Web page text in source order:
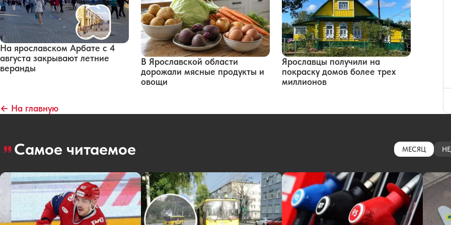
На ярославском Арбате с 4
августа закрывают летние
веранды
В Ярославской области
дорожали мясные продукты и
овощи
Ярославцы получили на
покраску домов более трех
миллионов
← На главную
Самое читаемое МЕСЯЦ